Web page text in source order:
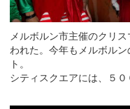
メルボルン市主催のクリ
われた。今年もメルボル
ト。
シティスクエアには、５０